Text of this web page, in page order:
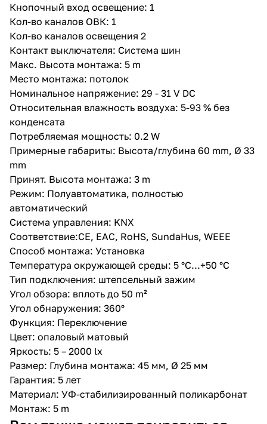
Кнопочный вход освещение: 1
Кол-во каналов ОВК: 1
Кол-во каналов освещения 2
Контакт выключателя: Система шин
Макс. Высота монтажа: 5 m
Место монтажа: потолок
Номинальное напряжение: 29 - 31 V DC
Относительная влажность воздуха: 5-93 % без
конденсата
Потребляемая мощность: 0.2 W
Примерные габариты: Высота/глубина 60 mm, Ø 33
mm
Принят. Высота монтажа: 3 m
Режим: Полуавтоматика, полностью
автоматический
Система управления: KNX
Соответствие:CE, EAC, RoHS, SundaHus, WEEE
Способ монтажа: Установка
Температура окружающей среды: 5 °C...+50 °C
Тип подключения: штепсельный зажим
Угол обзора: вплоть до 50 m²
Угол обнаружения: 360°
Функция: Переключение
Цвет: опаловый матовый
Яркость: 5 – 2000 lx
Размер: Глубина монтажа: 45 мм, Ø 25 мм
Гарантия: 5 лет
Материал: УФ-стабилизированный поликарбонат
Монтаж: 5 m